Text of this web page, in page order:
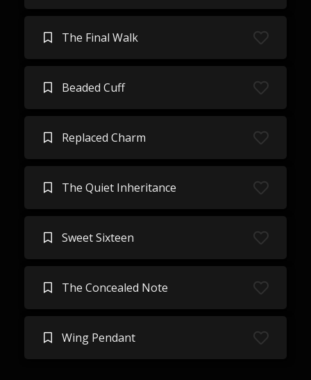
The Final Walk
Beaded Cuff
Replaced Charm
The Quiet Inheritance
Sweet Sixteen
The Concealed Note
Wing Pendant